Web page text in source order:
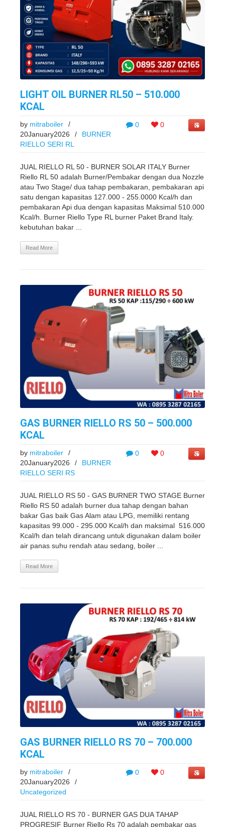
LIGHT OIL BURNER RL50 – 510.000
KCAL
0 0
by mitraboiler
/
20January2026
/
BURNER
RIELLO SERI RL
JUAL RIELLO RL 50 - BURNER SOLAR ITALY Burner
Riello RL 50 adalah Burner/Pembakar dengan dua Nozzle
atau Two Stage/ dua tahap pembakaran, pembakaran api
satu dengan kapasitas 127.000 - 255.0000 Kcal/h dan
pembakaran Api dua dengan kapasitas Maksimal 510.000
Kcal/h. Burner Riello Type RL burner Paket Brand Italy.
kebutuhan bakar ...
Read More
GAS BURNER RIELLO RS 50 – 500.000
KCAL
0 0
by mitraboiler
/
20January2026
/
BURNER
RIELLO SERI RS
JUAL RIELLO RS 50 - GAS BURNER TWO STAGE Burner
Riello RS 50 adalah burner dua tahap dengan bahan
bakar Gas baik Gas Alam atau LPG, memiliki rentang
kapasitas 99.000 - 295.000 Kcal/h dan maksimal 516.000
Kcal/h dan telah dirancang untuk digunakan dalam boiler
air panas suhu rendah atau sedang, boiler ...
Read More
GAS BURNER RIELLO RS 70 – 700.000
KCAL
0 0
by mitraboiler
/
20January2026
/
Uncategorized
JUAL RIELLO RS 70 - BURNER GAS DUA TAHAP
PROGRESIF Burner Riello Rs 70 adalah pembakar gas